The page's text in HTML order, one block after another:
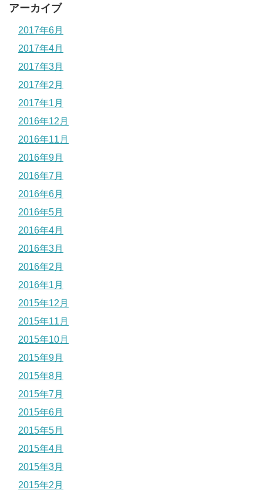
アーカイブ
2017年6月
2017年4月
2017年3月
2017年2月
2017年1月
2016年12月
2016年11月
2016年9月
2016年7月
2016年6月
2016年5月
2016年4月
2016年3月
2016年2月
2016年1月
2015年12月
2015年11月
2015年10月
2015年9月
2015年8月
2015年7月
2015年6月
2015年5月
2015年4月
2015年3月
2015年2月